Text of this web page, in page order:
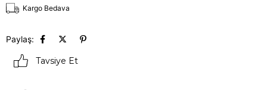
Kargo Bedava
Paylaş:
Tavsiye Et